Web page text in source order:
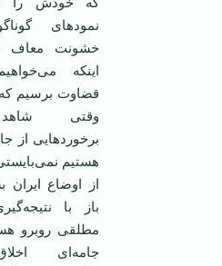
نمودهای
خشونت معاف
اینکه
قضاوت برسیم
وقتی
برخوردهایی از
هستیم
از اوضاع ایران
باز با
مطلقی روبرو
جامه‌ای